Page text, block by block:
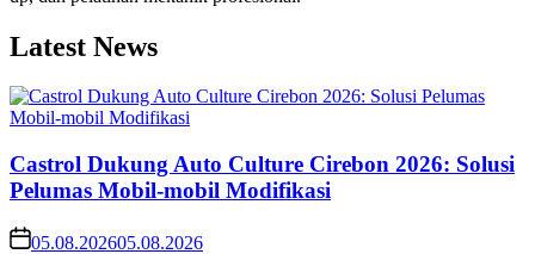
Latest News
Castrol Dukung Auto Culture Cirebon 2026: Solusi
Pelumas Mobil-mobil Modifikasi
05.08.202605.08.2026